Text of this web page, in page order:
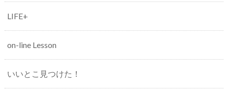
LIFE+
on-line Lesson
いいとこ見つけた！